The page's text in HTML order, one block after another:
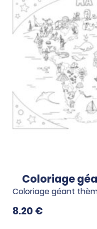
Coloriage
Coloriage géant
8.20 €